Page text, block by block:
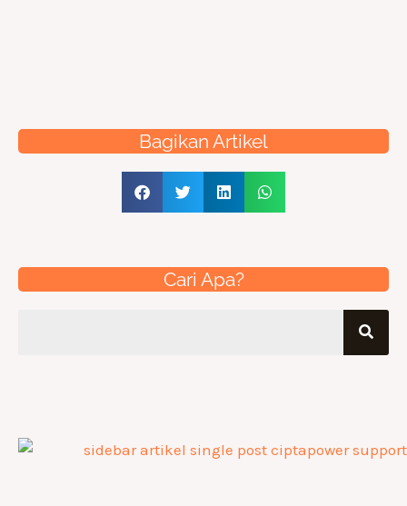
Bagikan Artikel
Cari Apa?